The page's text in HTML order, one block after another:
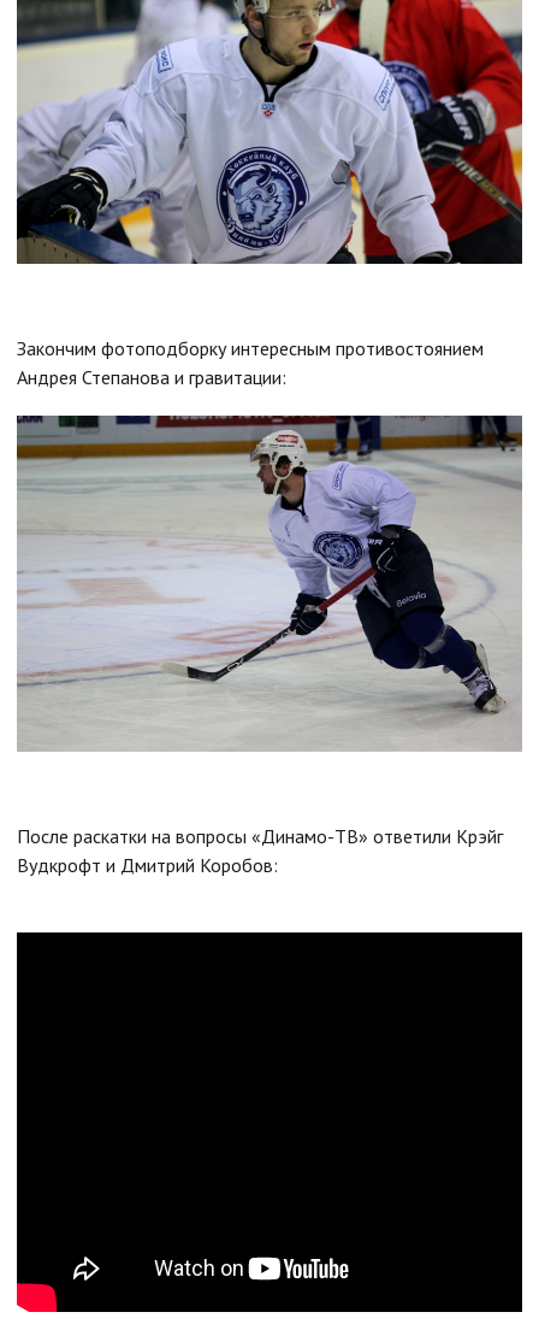
Закончим фотоподборку интересным противостоянием
Андрея Степанова и гравитации:
После раскатки на вопросы «Динамо-ТВ» ответили Крэйг
Вудкрофт и Дмитрий Коробов: